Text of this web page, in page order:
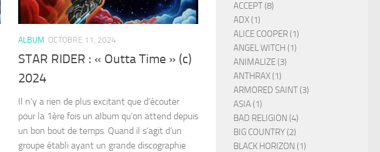
ALBUM OCTOBRE 11, 2024
STAR RIDER : « Outta Time » (c)
2024
Il n’y a rien de plus excitant que d’écouter
pour la 1ère fois un album qu’on attend depuis
un bon bout de temps. Quand il s’agit d’un
groupe établi ayant un grande discographie
ACCEPT (8)
ADX (1)
ALICE COOPER (1)
ANGEL WITCH (1)
ANIMALIZE (3)
ANTHRAX (1)
ARMORED SAINT (3)
ASIA (1)
BAD RELIGION (4)
BIG COUNTRY (2)
BLACK HORIZON (1)